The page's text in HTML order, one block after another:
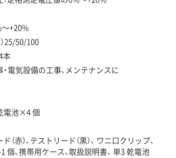
～+20%
25/50/100
本
・電気設備の工事、メンテナンスに
電池×4 個
（赤）、テストリード（黒）、 ワニ口クリップ、
個、携帯用ケース、取扱説明書、 単3 乾電池